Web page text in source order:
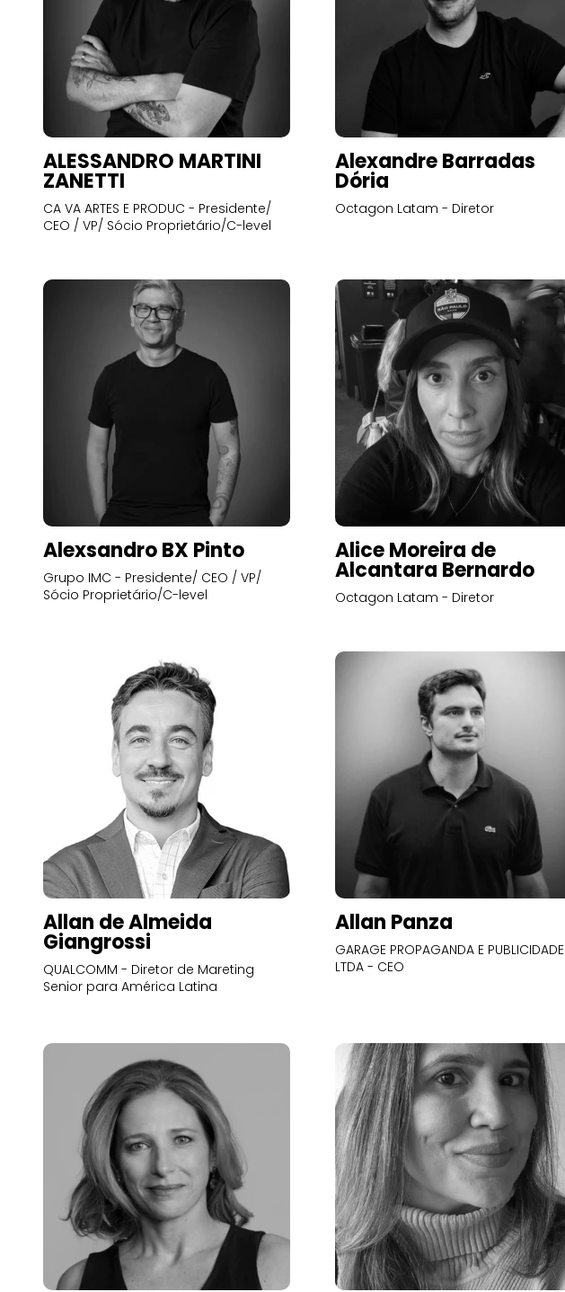
ALESSANDRO MARTINI
ZANETTI
CA VA ARTES E PRODUC - Presidente/
CEO / VP/ Sócio Proprietário/C-level
Alexandre Barradas
Dória
Octagon Latam - Diretor
Alexsandro BX Pinto
Grupo IMC - Presidente/ CEO / VP/
Sócio Proprietário/C-level
Alice Moreira de
Alcantara Bernardo
Octagon Latam - Diretor
Allan de Almeida
Giangrossi
QUALCOMM - Diretor de Mareting
Senior para América Latina
Allan Panza
GARAGE PROPAGANDA E PUBLICIDADE
LTDA - CEO